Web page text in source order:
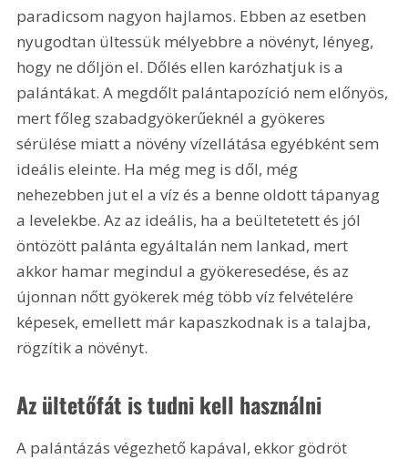
paradicsom nagyon hajlamos. Ebben az esetben
nyugodtan ültessük mélyebbre a növényt, lényeg,
hogy ne dőljön el. Dőlés ellen karózhatjuk is a
palántákat. A megdőlt palántapozíció nem előnyös,
mert főleg szabadgyökerűeknél a gyökeres
sérülése miatt a növény vízellátása egyébként sem
ideális eleinte. Ha még meg is dől, még
nehezebben jut el a víz és a benne oldott tápanyag
a levelekbe. Az az ideális, ha a beültetetett és jól
öntözött palánta egyáltalán nem lankad, mert
akkor hamar megindul a gyökeresedése, és az
újonnan nőtt gyökerek még több víz felvételére
képesek, emellett már kapaszkodnak is a talajba,
rögzítik a növényt.
Az ültetőfát is tudni kell használni
A palántázás végezhető kapával, ekkor gödröt